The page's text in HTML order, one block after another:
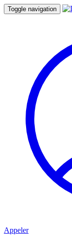
Toggle navigation
Appeler